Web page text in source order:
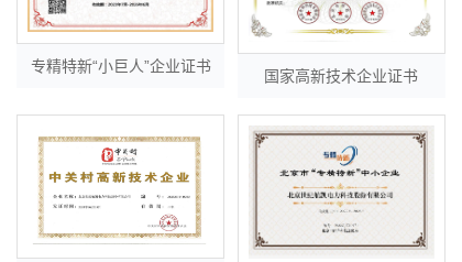
专精特新“小巨人”企业证书
国家高新技术企业证书